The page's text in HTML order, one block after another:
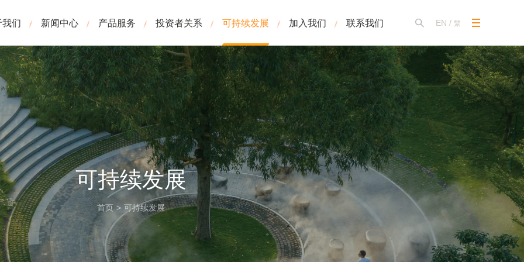
我们 新闻中心 产品服务 投资者关系 可持续发展 加入我们 联系我们 EN / 繁
可持续发展
首页 > 可持续发展